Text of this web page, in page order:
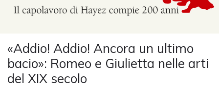
«Addio! Addio! Ancora un ultimo
bacio»: Romeo e Giulietta nelle arti
del XIX secolo